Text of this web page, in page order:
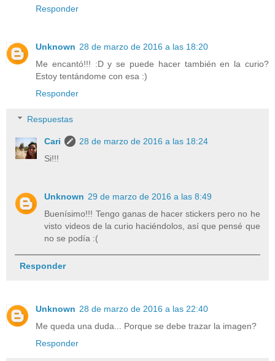
Responder
Unknown 28 de marzo de 2016 a las 18:20
Me encantó!!! :D y se puede hacer también en la curio?
Estoy tentándome con esa :)
Responder
Respuestas
Cari
28 de marzo de 2016 a las 18:24
Si!!!
Unknown 29 de marzo de 2016 a las 8:49
Buenísimo!!! Tengo ganas de hacer stickers pero no he
visto videos de la curio haciéndolos, así que pensé que
no se podía :(
Responder
Unknown 28 de marzo de 2016 a las 22:40
Me queda una duda... Porque se debe trazar la imagen?
Responder